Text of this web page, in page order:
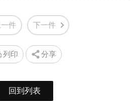
一件 下一件
列印 分享
回到列表